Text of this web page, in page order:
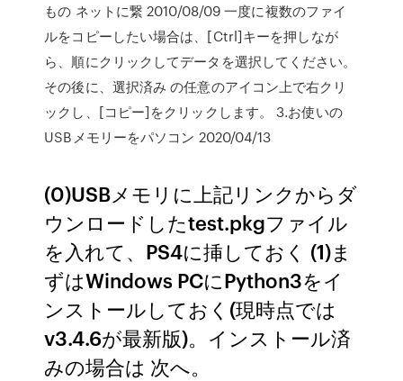
もの ネットに繋 2010/08/09 一度に複数のファイ
ルをコピーしたい場合は、[Ctrl]キーを押しなが
ら、順にクリックしてデータを選択してください。
その後に、選択済み の任意のアイコン上で右クリ
ックし、[コピー]をクリックします。 3.お使いの
USBメモリーをパソコン 2020/04/13
(0)USBメモリに上記リンクからダ
ウンロードしたtest.pkgファイル
を入れて、PS4に挿しておく (1)ま
ずはWindows PCにPython3をイ
ンストールしておく(現時点では
v3.4.6が最新版)。インストール済
みの場合は 次へ。